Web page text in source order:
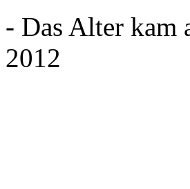
- Das Alter kam
2012